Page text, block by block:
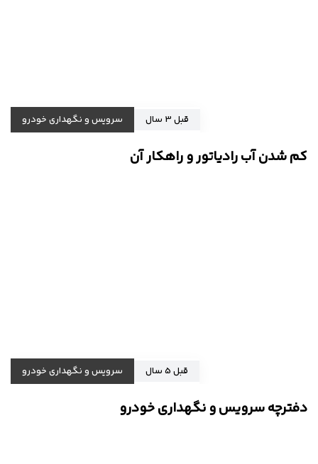
قبل 3 سال سرویس و نگهداری خودرو
کم شدن آب رادیاتور و راهکار آن
قبل 5 سال سرویس و نگهداری خودرو
دفترچه سرویس و نگهداری خودرو